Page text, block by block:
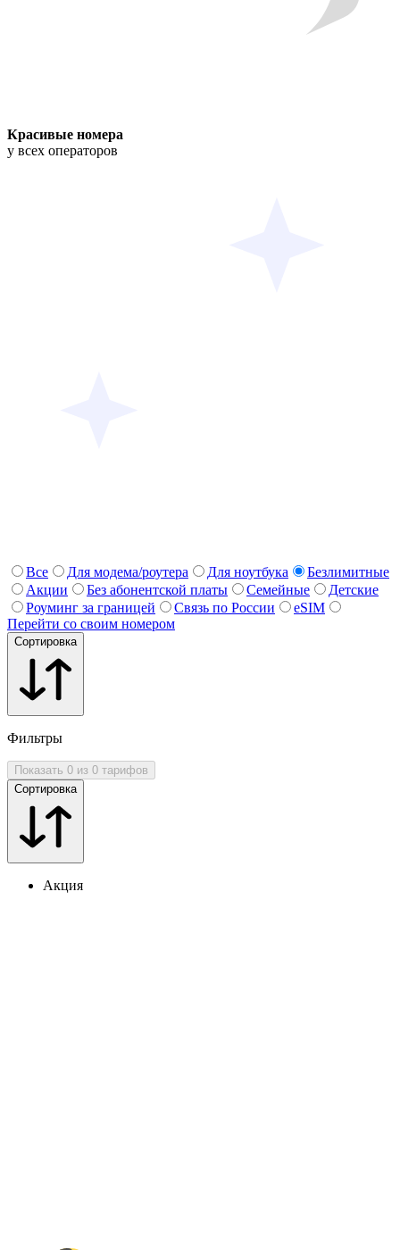
Красивые номера
у всех операторов
Все Для модема/роутера Для ноутбука
Безлимитные
Акции
Без абонентской платы Семейные
Детские
Роуминг за границей
Связь по России
eSIM
Перейти со своим номером
Сортировка
Фильтры
Показать 0 из 0 тарифов
Сортировка
Акция